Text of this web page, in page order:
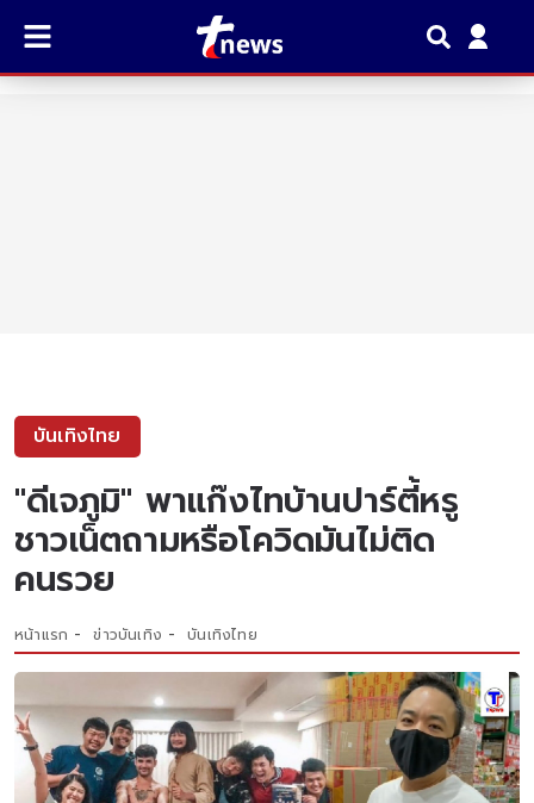
บันเทิงไทย
"ดีเจภูมิ" พาแก๊งไทบ้านปาร์ตี้หรู
ชาวเน็ตถามหรือโควิดมันไม่ติด
คนรวย
หน้าแรก ข่าวบันเทิง บันเทิงไทย